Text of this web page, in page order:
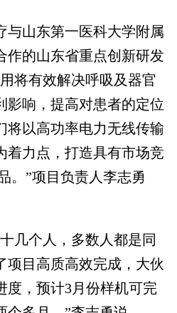
山东第一医科大学附属
作的山东省重点创新研发
将有效解决呼吸及器官
影响，提高对患者的定位
将以高功率电力无线传输
着力点，打造具有市场竞
。”项目负责人李志勇
个人，多数人都是同
项目高质高效完成，大伙
度，预计3月份样机可完